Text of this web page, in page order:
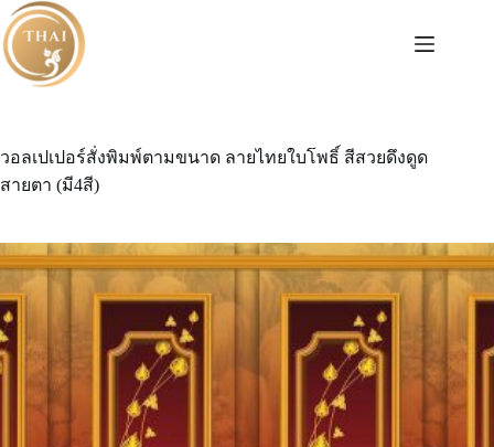
Skip
to
content
วอลเปเปอร์สั่งพิมพ์ตามขนาด ลายไทยใบโพธิ์ สีสวยดึงดูด
สายตา (มี4สี)